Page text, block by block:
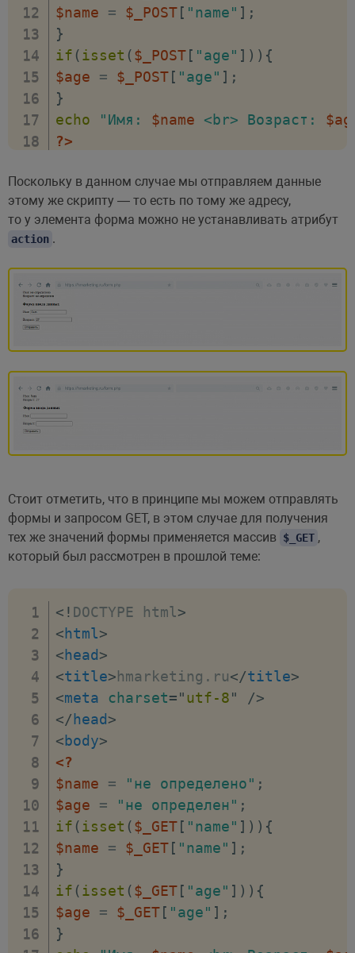
$name
= $_POST[ "name" ] ;
}
if (isset ($_POST[ "age" ] ) ) {
$age
= $_POST[ "age" ] ;
}
echo
"Имя: $name <br> Возраст:
?>
<form method=" POST">
<p>Имя: < input type="text" name
<p>Возраст: <input type="number"
</form>
</body>
</
Поскольку в данном случае мы отправляем данные
этому же скрипту — то есть по тому же адресу,
то у элемента форма можно не устанавливать атрибут
action .
Стоит отметить, что в принципе мы можем отправлять
формы и запросом GET, в этом случае для получения
тех же значений формы применяется массив $_GET ,
который был рассмотрен в прошлой теме:
<! DOCTYPE html>
<html>
<head>
<title>hmarketing.ru</title>
<meta charset="utf-8"
/>
</head>
<body>
<?
$name
= "не определено" ;
$age
= "не определен" ;
if (isset ($_GET[ "name" ] ) ) {
$name
= $_GET[ "name" ] ;
}
if (isset ($_GET[ "age" ] ) ) {
$age
= $_GET[ "age" ] ;
}